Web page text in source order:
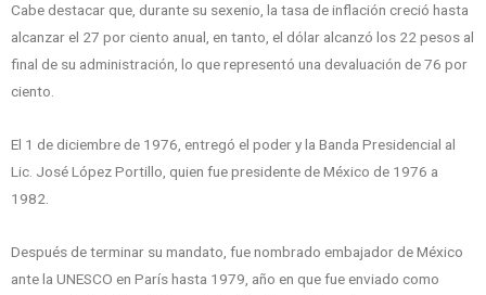
Cabe destacar que, durante su sexenio, la tasa de inflación creció hasta
alcanzar el 27 por ciento anual, en tanto, el dólar alcanzó los 22 pesos al
final de su administración, lo que representó una devaluación de 76 por
ciento.
El 1 de diciembre de 1976, entregó el poder y la Banda Presidencial al
Lic. José López Portillo, quien fue presidente de México de 1976 a
1982.
Después de terminar su mandato, fue nombrado embajador de México
ante la UNESCO en París hasta 1979, año en que fue enviado como